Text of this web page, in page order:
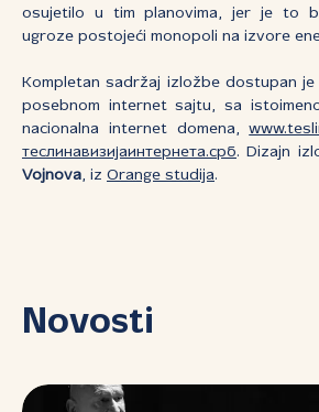
osujetilo u tim planovima, jer je to
ugroze postojeći monopoli na izvore
Kompletan sadržaj izložbe dostupan
posebnom internet sajtu, sa
nacionalna internet domena,
теслинавизијаинтернета.срб. Dizajn
Vojnova, iz Orange studija.
Novosti